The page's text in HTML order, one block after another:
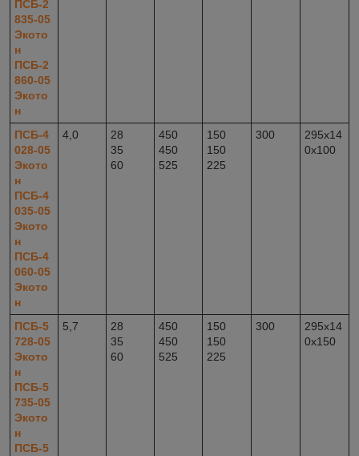
ПСБ-2
835-05
Экото
н
ПСБ-2
860-05
Экото
н
ПСБ-4
028-05
Экото
н
ПСБ-4
035-05
Экото
н
ПСБ-4
060-05
Экото
н
4,0
28
35
60
450
450
525
150
150
225
300
295x14
0x100
ПСБ-5
728-05
Экото
н
ПСБ-5
735-05
Экото
н
ПСБ-5
5,7
28
35
60
450
450
525
150
150
225
300
295x14
0x150